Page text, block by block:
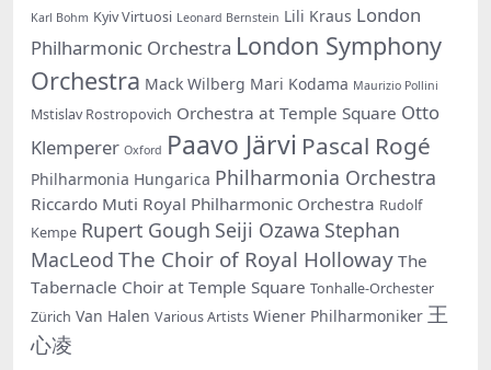
Karl Bohm Kyiv Virtuosi Leonard Bernstein Lili Kraus London
Philharmonic Orchestra London Symphony
Orchestra Mack Wilberg Mari Kodama Maurizio Pollini
Mstislav Rostropovich Orchestra at Temple Square Otto
Klemperer Oxford Paavo Järvi Pascal Rogé
Philharmonia Hungarica Philharmonia Orchestra
Riccardo Muti Royal Philharmonic Orchestra Rudolf
Kempe Rupert Gough Seiji Ozawa Stephan
MacLeod The Choir of Royal Holloway The
Tabernacle Choir at Temple Square Tonhalle-Orchester
Zürich Van Halen Various Artists Wiener Philharmoniker 王
心凌